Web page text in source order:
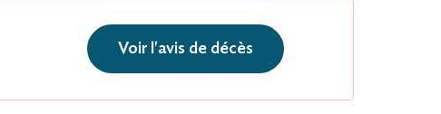
Voir l'avis de décès